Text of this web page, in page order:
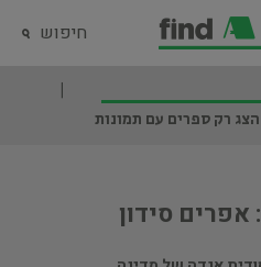
חיפוש
הצג רק ספרים עם תמונות
סידון